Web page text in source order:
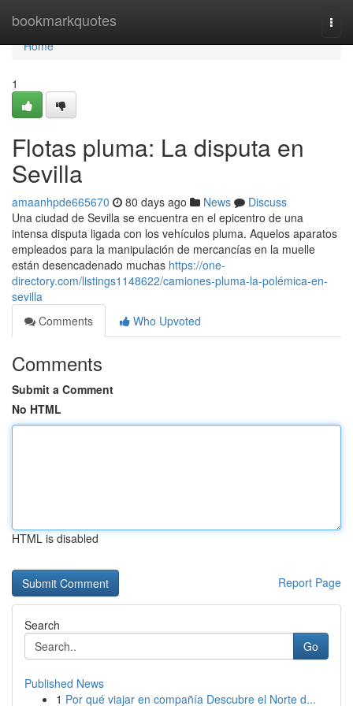
bookmarkquotes
Home
Home
1
Flotas pluma: La disputa en
Sevilla
amaanhpde665670 80 days ago News
Discuss
Una ciudad de Sevilla se encuentra en el epicentro de una
intensa disputa ligada con los vehículos pluma. Aquelos aparatos
empleados para la manipulación de mercancías en la muelle
están desencadenado muchas https://one-
directory.com/listings1148622/camiones-pluma-la-polémica-en-
sevilla
Comments
Who Upvoted
Comments
Submit a Comment
No HTML
HTML is disabled
Report Page
Search
Go
Published News
1 Por qué viajar en compañía Descubre el Norte d...